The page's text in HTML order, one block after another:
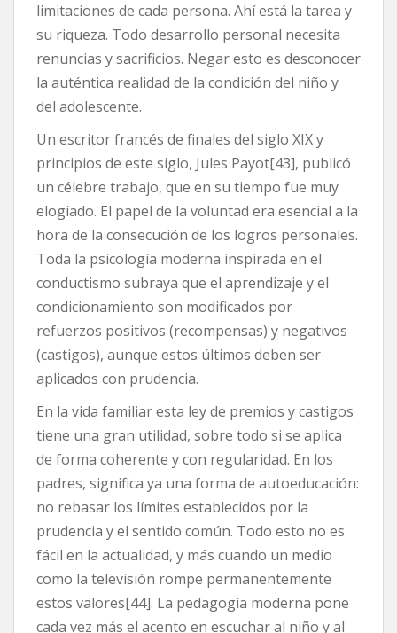
limitaciones de cada persona. Ahí está la tarea y
su riqueza. Todo desarrollo personal necesita
renuncias y sacrificios. Negar esto es desconocer
la auténtica realidad de la condición del niño y
del adolescente.
Un escritor francés de finales del siglo XIX y
principios de este siglo, Jules Payot[43], publicó
un célebre trabajo, que en su tiempo fue muy
elogiado. El papel de la voluntad era esencial a la
hora de la consecución de los logros personales.
Toda la psicología moderna inspirada en el
conductismo subraya que el aprendizaje y el
condicionamiento son modificados por
refuerzos positivos (recompensas) y negativos
(castigos), aunque estos últimos deben ser
aplicados con prudencia.
En la vida familiar esta ley de premios y castigos
tiene una gran utilidad, sobre todo si se aplica
de forma coherente y con regularidad. En los
padres, significa ya una forma de autoeducación:
no rebasar los límites establecidos por la
prudencia y el sentido común. Todo esto no es
fácil en la actualidad, y más cuando un medio
como la televisión rompe permanentemente
estos valores[44]. La pedagogía moderna pone
cada vez más el acento en escuchar al niño y al